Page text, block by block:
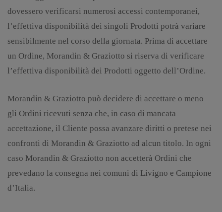
dovessero verificarsi numerosi accessi contemporanei,
l’effettiva disponibilità dei singoli Prodotti potrà variare
sensibilmente nel corso della giornata. Prima di accettare
un Ordine, Morandin & Graziotto si riserva di verificare
l’effettiva disponibilità dei Prodotti oggetto dell’Ordine.
Morandin & Graziotto può decidere di accettare o meno
gli Ordini ricevuti senza che, in caso di mancata
accettazione, il Cliente possa avanzare diritti o pretese nei
confronti di Morandin & Graziotto ad alcun titolo. In ogni
caso Morandin & Graziotto non accetterà Ordini che
prevedano la consegna nei comuni di Livigno e Campione
d’Italia.